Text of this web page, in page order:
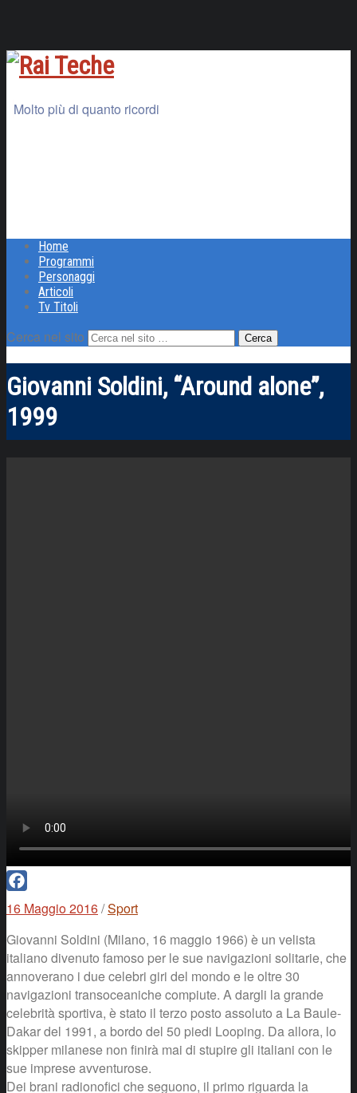
Molto più di quanto ricordi
Home
Programmi
Personaggi
Articoli
Tv Titoli
Cerca nel sito
Giovanni Soldini, “Around alone”,
1999
Facebook
16 Maggio 2016/Sport
Giovanni Soldini (Milano, 16 maggio 1966) è un velista
italiano divenuto famoso per le sue navigazioni solitarie, che
annoverano i due celebri giri del mondo e le oltre 30
navigazioni transoceaniche compiute. A dargli la grande
celebrità sportiva, è stato il terzo posto assoluto a La Baule-
Dakar del 1991, a bordo del 50 piedi Looping. Da allora, lo
skipper milanese non finirà mai di stupire gli italiani con le
sue imprese avventurose.
Dei brani radionofici che seguono, il primo riguarda la